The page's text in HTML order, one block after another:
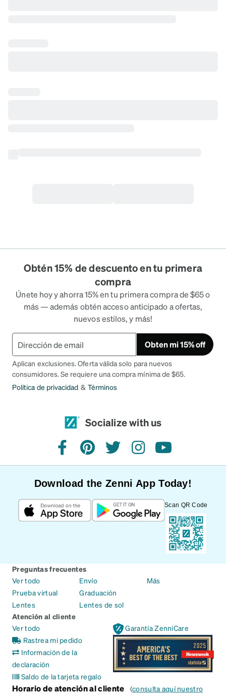
Obtén 15% de descuento en tu primera
compra
Únete hoy y ahorra 15% en tu primera compra de $65 o
más — además obtén acceso anticipado a ofertas,
nuevos estilos, y más!
Obten mi 15% off
Aplican exclusiones. Oferta válida solo para nuevos
consumidores. Se requiere una compra mínima de $65.
Política de privacidad & Términos
Socialize with us
facebookpinteresttwitterinstagramyoutube
Download the Zenni App Today!
Scan QR Code
Preguntas frecuentes
Ver todo
Prueba virtual
Lentes
Envío
Graduación
Lentes de sol
Más
Atención al cliente
Ver todo
Rastrea mi pedido
Información de la
declaración
Saldo de la tarjeta regalo
Garantía ZenniCare
Horario de atención al cliente (consulta aquí nuestro